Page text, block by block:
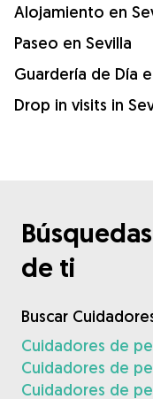
Alojamiento en
Paseo en Sevilla
Guardería de Día
Drop in visits in
de ti
Buscar
Cuidadores de
Cuidadores de
Cuidadores de